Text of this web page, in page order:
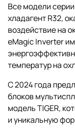
Все модели
хладагент R32,
воздействие на
eMagic Inverter
температур на
С 2024 года
блоков
модель TIGER,
и уникальную